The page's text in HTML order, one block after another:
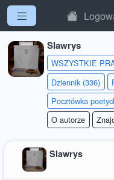
Slawrys
WSZYSTKIE
Dziennik (336)
Pocztówka
O autorze
Slawrys